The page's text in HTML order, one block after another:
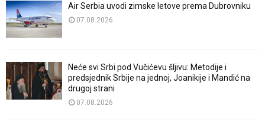
Air Serbia uvodi zimske letove prema Dubrovniku
07.08.2026
Neće svi Srbi pod Vučićevu šljivu: Metodije i
predsjednik Srbije na jednoj, Joanikije i Mandić na
drugoj strani
07.08.2026